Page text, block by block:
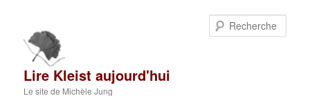
contenu
principal
Lire Kleist aujourd'hui
Le site de Michèle Jung